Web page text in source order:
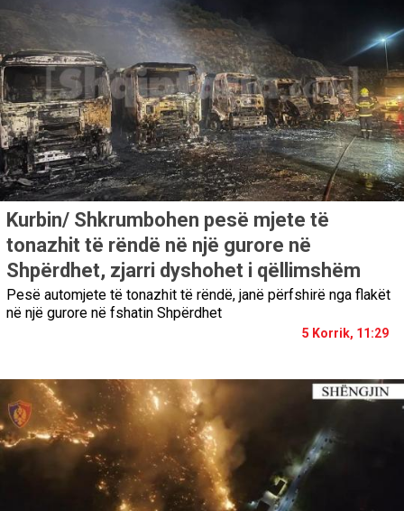
Kurbin/ Shkrumbohen pesë mjete të
tonazhit të rëndë në një gurore në
Shpërdhet, zjarri dyshohet i qëllimshëm
Pesë automjete të tonazhit të rëndë, janë përfshirë nga flakët
në një gurore në fshatin Shpërdhet
5 Korrik, 11:29